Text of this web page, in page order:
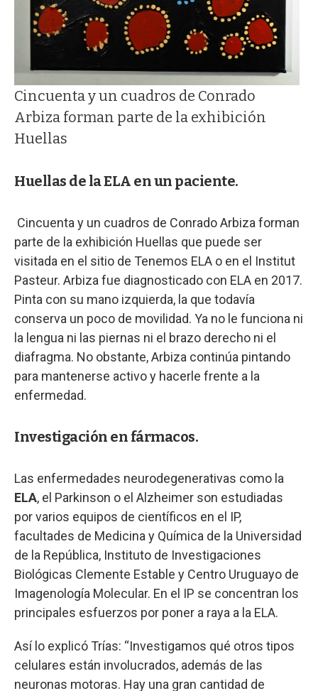
Cincuenta y un cuadros de Conrado
Arbiza forman parte de la exhibición
Huellas
Huellas de la ELA en un paciente.
Cincuenta y un cuadros de Conrado Arbiza forman
parte de la exhibición Huellas que puede ser
visitada en el sitio de Tenemos ELA o en el Institut
Pasteur. Arbiza fue diagnosticado con ELA en 2017.
Pinta con su mano izquierda, la que todavía
conserva un poco de movilidad. Ya no le funciona ni
la lengua ni las piernas ni el brazo derecho ni el
diafragma. No obstante, Arbiza continúa pintando
para mantenerse activo y hacerle frente a la
enfermedad.
Investigación en fármacos.
Las enfermedades neurodegenerativas como la
ELA, el Parkinson o el Alzheimer son estudiadas
por varios equipos de científicos en el IP,
facultades de Medicina y Química de la Universidad
de la República, Instituto de Investigaciones
Biológicas Clemente Estable y Centro Uruguayo de
Imagenología Molecular. En el IP se concentran los
principales esfuerzos por poner a raya a la ELA.
Así lo explicó Trías: “Investigamos qué otros tipos
celulares están involucrados, además de las
neuronas motoras. Hay una gran cantidad de